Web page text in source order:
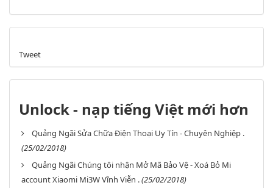
Tweet
Unlock - nạp tiếng Việt mới hơn
Quảng Ngãi Sửa Chữa Điện Thoại Uy Tín - Chuyên Nghiệp .
(25/02/2018)
Quảng Ngãi Chúng tôi nhận Mở Mã Bảo Vệ - Xoá Bỏ Mi
account Xiaomi Mi3W Vĩnh Viễn .(25/02/2018)